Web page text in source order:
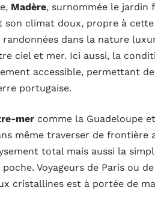
Madère, surnommée le jardin
climat doux, propre à cette
dans la nature
ciel et mer. Ici aussi, la
accessible, permettant de
portugaise.
mer comme la Guadeloupe
même traverser de frontière
total mais aussi la
Voyageurs de Paris ou
cristallines est à portée de